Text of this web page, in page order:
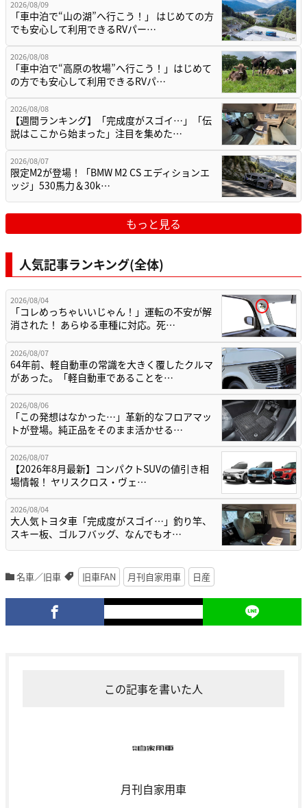
2026/08/09
「車中泊で“山の湖”へ行こう！」 はじめての方
でも安心して利用できるRVパー…
2026/08/08
「車中泊で“高原の牧場”へ行こう！」はじめて
の方でも安心して利用できるRVパ…
2026/08/08
【週間ランキング】「完成度がスゴイ…」「伝
説はここから始まった」注目を集めた…
2026/08/07
限定M2が登場！「BMW M2 CS エディションエ
ッジ」530馬力＆30k…
もっと見る
人気記事ランキング(全体)
2026/08/04
「コレめっちゃいいじゃん！」運転の不安が解
消された！ あらゆる車種に対応。死…
2026/08/07
64年前、軽自動車の常識を大きく覆したクルマ
があった。「軽自動車であることを…
2026/08/06
「この発想はなかった…」革新的なフロアマッ
トが登場。純正品をそのまま活かせる…
2026/08/07
【2026年8月最新】コンパクトSUVの値引き相
場情報！ ヤリスクロス・ヴェ…
2026/08/04
大人気トヨタ車「完成度がスゴイ…」釣り竿、
スキー板、ゴルフバッグ、なんでもオ…
名車／旧車 旧車FAN 月刊自家用車 日産
この記事を書いた人
月刊自家用車